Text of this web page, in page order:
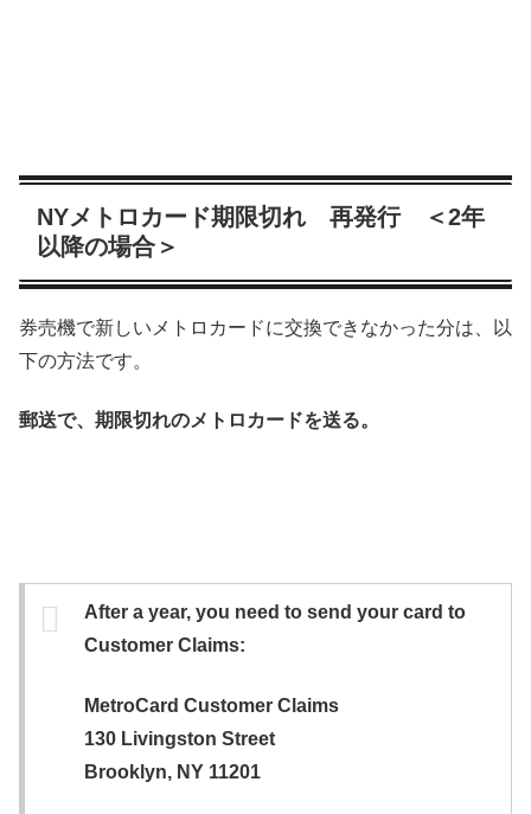
NYメトロカード期限切れ 再発行 ＜2年
以降の場合＞
券売機で新しいメトロカードに交換できなかった分は、以
下の方法です。
郵送で、期限切れのメトロカードを送る。
After a year, you need to send your card to
Customer Claims:
MetroCard Customer Claims
130 Livingston Street
Brooklyn, NY 11201